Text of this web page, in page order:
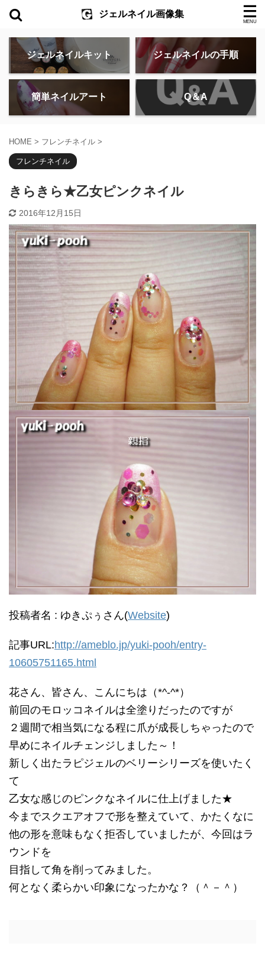
ジェルネイル画像集
ジェルネイルキット ジェルネイルの手順
簡単ネイルアート Q＆A
HOME > フレンチネイル >
フレンチネイル
きらきら★乙女ピンクネイル
2016年12月15日
投稿者名 : ゆきぷぅさん(Website)
記事URL:http://ameblo.jp/yuki-pooh/entry-
10605751165.html
花さん、皆さん、こんにちは（*^-^*）
前回のモロッコネイルは全塗りだったのですが
２週間で相当気になる程に爪が成長しちゃったので
早めにネイルチェンジしました～！
新しく出たラピジェルのベリーシリーズを使いたく
て
乙女な感じのピンクなネイルに仕上げました★
今までスクエアオフで形を整えていて、かたくなに
他の形を意味もなく拒否していましたが、今回はラ
ウンドを
目指して角を削ってみました。
何となく柔らかい印象になったかな？（＾－＾）